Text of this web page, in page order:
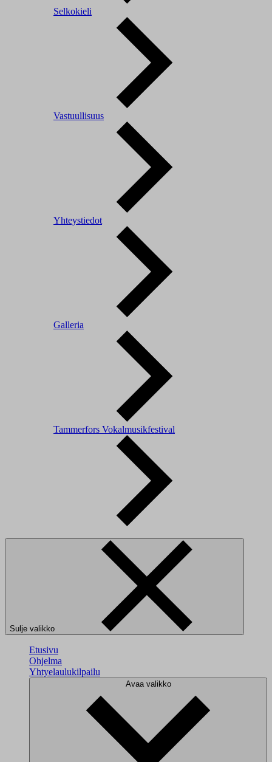
Selkokieli
Vastuullisuus
Yhteystiedot
Galleria
Tammerfors Vokalmusikfestival
Sulje valikko
Etusivu
Ohjelma
Yhtyelaulukilpailu
Avaa valikko